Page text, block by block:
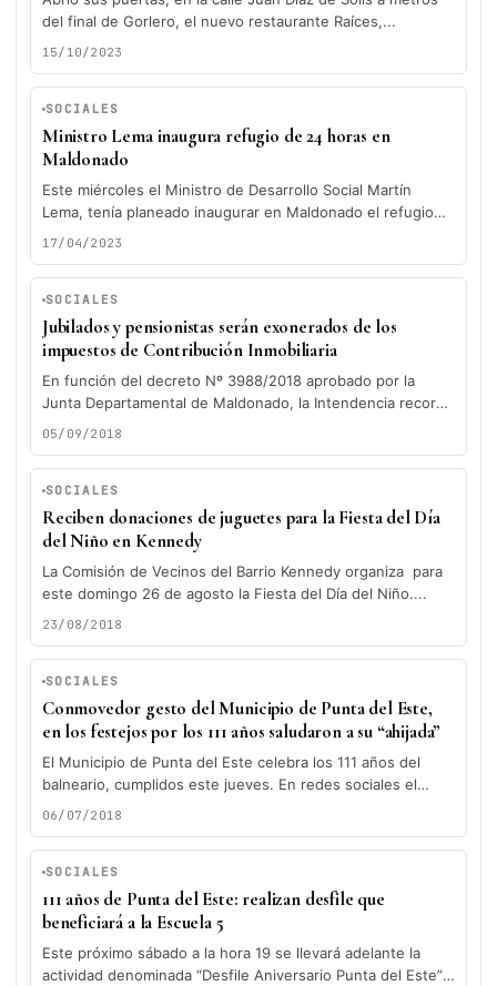
del final de Gorlero, el nuevo restaurante Raíces,...
15/10/2023
SOCIALES
Ministro Lema inaugura refugio de 24 horas en
Maldonado
Este miércoles el Ministro de Desarrollo Social Martín
Lema, tenía planeado inaugurar en Maldonado el refugio
de 24 horas y...
17/04/2023
SOCIALES
Jubilados y pensionistas serán exonerados de los
impuestos de Contribución Inmobiliaria
En función del decreto Nº 3988/2018 aprobado por la
Junta Departamental de Maldonado, la Intendencia recordó
que los inmuebles urbanos...
05/09/2018
SOCIALES
Reciben donaciones de juguetes para la Fiesta del Día
del Niño en Kennedy
La Comisión de Vecinos del Barrio Kennedy organiza para
este domingo 26 de agosto la Fiesta del Día del Niño....
23/08/2018
SOCIALES
Conmovedor gesto del Municipio de Punta del Este,
en los festejos por los 111 años saludaron a su “ahijada”
El Municipio de Punta del Este celebra los 111 años del
balneario, cumplidos este jueves. En redes sociales el
Municipio...
06/07/2018
SOCIALES
111 años de Punta del Este: realizan desfile que
beneficiará a la Escuela 5
Este próximo sábado a la hora 19 se llevará adelante la
actividad denominada “Desfile Aniversario Punta del Este”.